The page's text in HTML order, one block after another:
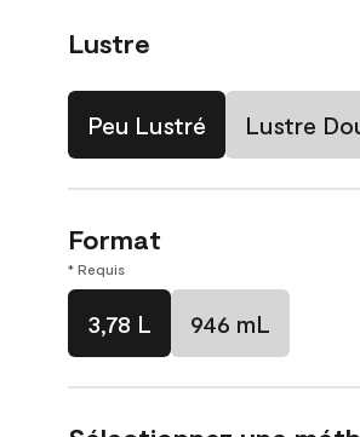
Lustre
Peu Lustré Lustre
Format
* Requis
3,78 L 946 mL